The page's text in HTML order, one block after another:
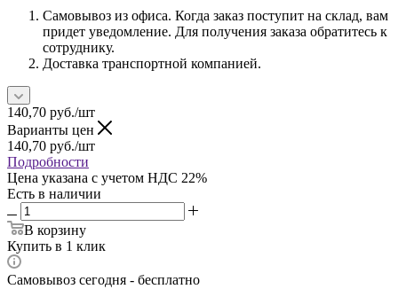
Самовывоз из офиса. Когда заказ поступит на склад, вам
придет уведомление. Для получения заказа обратитесь к
сотруднику.
Доставка транспортной компанией.
140,70 руб./шт
Варианты цен
140,70 руб./шт
Подробности
Цена указана с учетом НДС 22%
Есть в наличии
В корзину
Купить в 1 клик
Самовывоз сегодня - бесплатно